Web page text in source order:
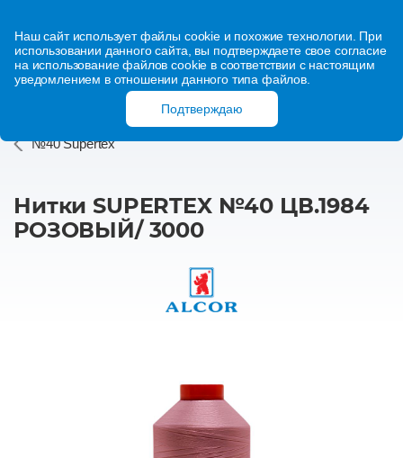
Наш сайт использует файлы cookie и похожие технологии. При
использовании данного сайта, вы подтверждаете свое согласие
на использование файлов cookie в соответствии с настоящим
уведомлением в отношении данного типа файлов.
Подтверждаю
№40 Supertex
Нитки SUPERTEX №40 ЦВ.1984
РОЗОВЫЙ/ 3000